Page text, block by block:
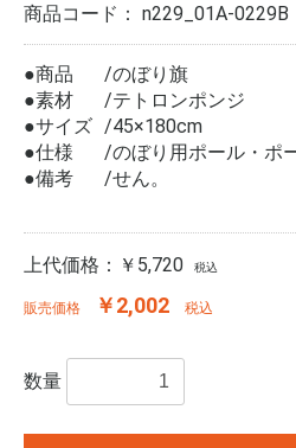
商品コード： n229_01A-0229B
●商品
のぼり旗
●素材
テトロンポンジ
●サイズ
45×180cm
●仕様
●備考
のぼり用ポール・ポ
せん。
上代価格： ￥5,720 税込
販売価格 ￥2,002 税込
数量